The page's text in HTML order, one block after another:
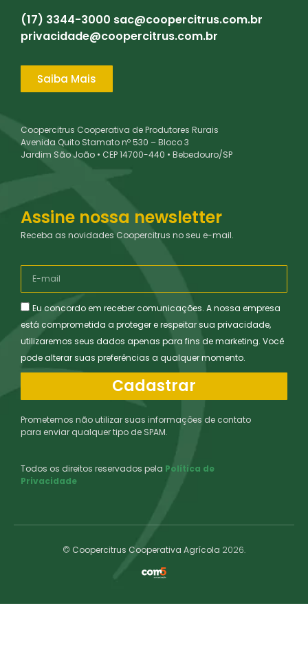
(17) 3344-3000 sac@coopercitrus.com.br
privacidade@coopercitrus.com.br
Saiba Mais
Coopercitrus Cooperativa de Produtores Rurais
Avenida Quito Stamato nº 530 – Bloco 3
Jardim São João • CEP 14700-440 • Bebedouro/SP
Assine nossa newsletter
Receba as novidades Coopercitrus no seu e-mail.
Eu concordo em receber comunicações. A nossa empresa
está comprometida a proteger e respeitar sua privacidade,
utilizaremos seus dados apenas para fins de marketing. Você
pode alterar suas preferências a qualquer momento.
Cadastrar
Prometemos não utilizar suas informações de contato
para enviar qualquer tipo de SPAM.
Todos os direitos reservados pela Política de
Privacidade
© Coopercitrus Cooperativa Agrícola 2026.